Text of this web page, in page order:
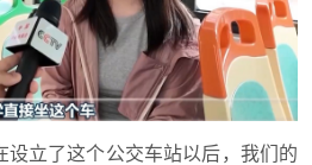
设立了这个公交车站以后，我们的